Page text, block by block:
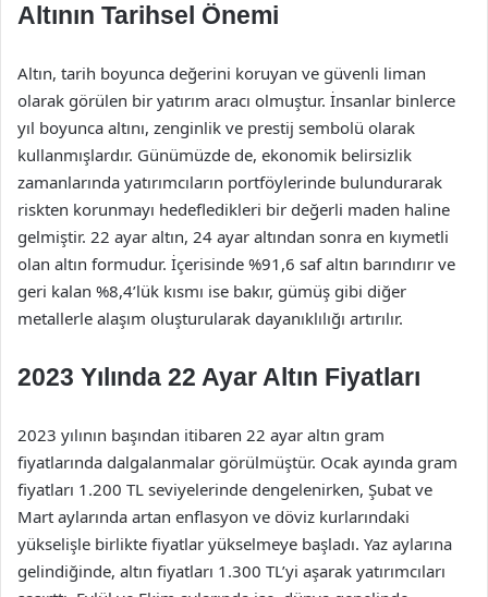
Altının Tarihsel Önemi
Altın, tarih boyunca değerini koruyan ve güvenli liman
olarak görülen bir yatırım aracı olmuştur. İnsanlar binlerce
yıl boyunca altını, zenginlik ve prestij sembolü olarak
kullanmışlardır. Günümüzde de, ekonomik belirsizlik
zamanlarında yatırımcıların portföylerinde bulundurarak
riskten korunmayı hedefledikleri bir değerli maden haline
gelmiştir. 22 ayar altın, 24 ayar altından sonra en kıymetli
olan altın formudur. İçerisinde %91,6 saf altın barındırır ve
geri kalan %8,4’lük kısmı ise bakır, gümüş gibi diğer
metallerle alaşım oluşturularak dayanıklılığı artırılır.
2023 Yılında 22 Ayar Altın Fiyatları
2023 yılının başından itibaren 22 ayar altın gram
fiyatlarında dalgalanmalar görülmüştür. Ocak ayında gram
fiyatları 1.200 TL seviyelerinde dengelenirken, Şubat ve
Mart aylarında artan enflasyon ve döviz kurlarındaki
yükselişle birlikte fiyatlar yükselmeye başladı. Yaz aylarına
gelindiğinde, altın fiyatları 1.300 TL’yi aşarak yatırımcıları